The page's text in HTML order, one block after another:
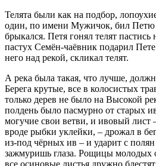
Телята были как на подбор,
один, по имени Мужичок, бил Петю
брыкался. Петя гонял телят
пастух Семён-чаёвник подарил
него над рекой, скликал телят.
А река была такая, что лучше,
Берега крутые, все в колосистых
только дерев не было на Высокой
полдень было пасмурно от старых
могучие свои ветви, и ивовый лист
вроде рыбки уклейки, – дрожал в
из-под чёрных ив – и ударит с
зажмуришь глаза. Рощицы молодых
все осиновые листья дружно